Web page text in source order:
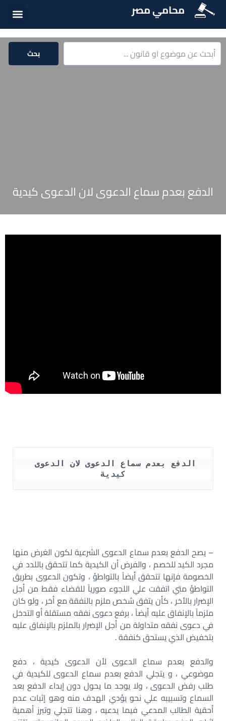
محامي مصر
بحث
الدفع بعدم سماع الدعوى لان الدعوى كيدية
كيدية
– يصح الدفع بعدم سماع الدعوى الشرعية لكون الغرض منها
مجرد الكيد للخصم ، والفرض أن الكيدية كما تتحقق باللدد في
الخصومة فإنها تتحقق أيضاً بالتواطؤ ، وتكون الدعوى بطريق
التواطؤ متي اتفقت علي اللجوء صورياً للقضاء فقط من أجل
الإضرار بالأخر ، كأن يتفق شخص ملزم بالنفقة مع أخر ، ولو كان
ملزماً بالإنفاق عليه أيضاً ، برفع دعوى نفقه مستقلة أو التدخل
في دعوى نفقه متداولة من أجل الإضرار بالملزم بالإنفاق عليه
بتخفيض الذي يستحق كنفقة .
والدفع بعدم سماع الدعوى لأن الدعوى كيدية ، دفع
موضوعي ، و يتجلي الدفع بعدم سماع الدعوى للكيدية في
طلب رفض الدعوى ، ولا يوجد ما يحول دون إبداء الدفع بعد
السماع وتسبيبه علي نحو يؤدي الهدف منه وهو إثبات عدم
أحقية الطالب المدعي فيما يدعيه ، وهنا تتجلي وتبرز أهمية